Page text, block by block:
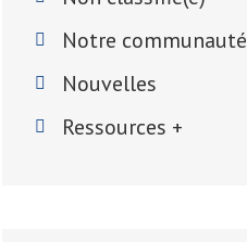
Notre communauté
Nouvelles
Ressources +